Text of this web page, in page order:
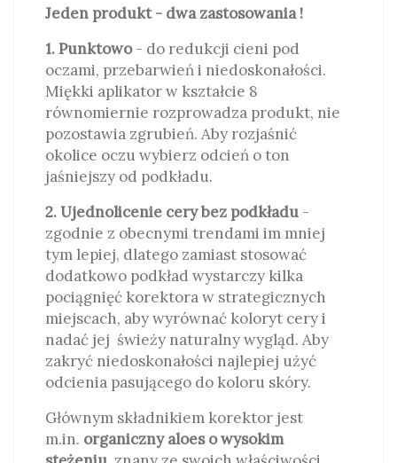
Jeden produkt - dwa zastosowania !
1. Punktowo- do redukcji cieni pod
oczami, przebarwień i niedoskonałości.
Miękki aplikator w kształcie 8
równomiernie rozprowadza produkt, nie
pozostawia zgrubień. Aby rozjaśnić
okolice oczu wybierz odcień o ton
jaśniejszy od podkładu.
2. Ujednolicenie cery bez podkładu -
zgodnie z obecnymi trendami im mniej
tym lepiej, dlatego zamiast stosować
dodatkowo podkład wystarczy kilka
pociągnięć korektora w strategicznych
miejscach, aby wyrównać koloryt cery i
nadać jej świeży naturalny wygląd. Aby
zakryć niedoskonałości najlepiej użyć
odcienia pasującego do koloru skóry.
Głównym składnikiem korektor jest
m.in. organiczny aloes o wysokim